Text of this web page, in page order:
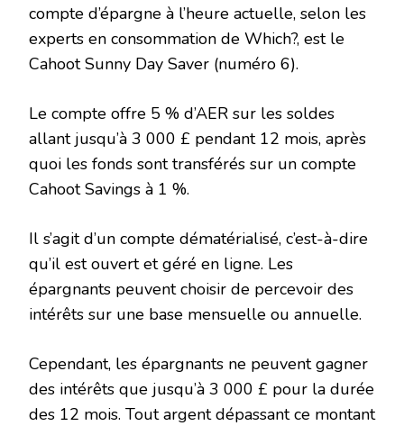
compte d’épargne à l’heure actuelle, selon les
experts en consommation de Which?, est le
Cahoot Sunny Day Saver (numéro 6).
Le compte offre 5 % d’AER sur les soldes
allant jusqu’à 3 000 £ pendant 12 mois, après
quoi les fonds sont transférés sur un compte
Cahoot Savings à 1 %.
Il s’agit d’un compte dématérialisé, c’est-à-dire
qu’il est ouvert et géré en ligne. Les
épargnants peuvent choisir de percevoir des
intérêts sur une base mensuelle ou annuelle.
Cependant, les épargnants ne peuvent gagner
des intérêts que jusqu’à 3 000 £ pour la durée
des 12 mois. Tout argent dépassant ce montant